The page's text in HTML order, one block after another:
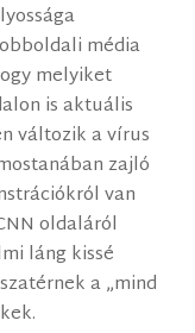
média
melyiket
is aktuális
változik a vírus
zajló
van
oldaláról
láng kissé
a „mind